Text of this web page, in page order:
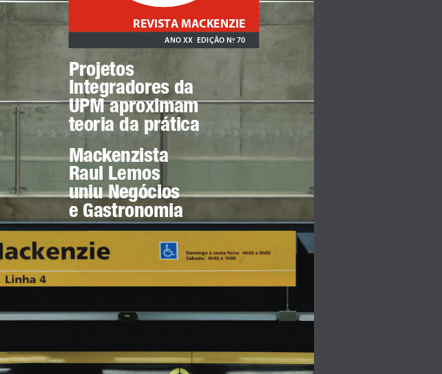
REVISTA MACKENZIE
ANO XX EDIÇÃO N-º 70
Projetos
Integradores da
UPM aproximam
teoria da prática
Mackenzista
Raul Lemos
uniu Negócios
e Gastronomia